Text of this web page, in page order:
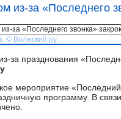
из-за «Последнего
© Волжский.ру
за празднования
мероприятие «Последний
программу. В